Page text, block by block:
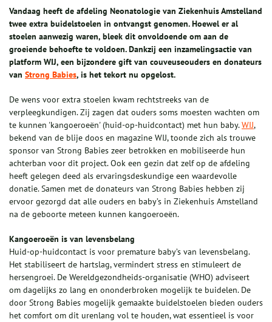
Vandaag heeft de afdeling Neonatologie van Ziekenhuis Amstelland
twee extra buidelstoelen in ontvangst genomen. Hoewel er al
stoelen aanwezig waren, bleek dit onvoldoende om aan de
groeiende behoefte te voldoen. Dankzij een inzamelingsactie van
platform WIJ, een bijzondere gift van couveuseouders en donateurs
van Strong Babies, is het tekort nu opgelost.
De wens voor extra stoelen kwam rechtstreeks van de
verpleegkundigen. Zij zagen dat ouders soms moesten wachten om
te kunnen 'kangoeroeën' (huid-op-huidcontact) met hun baby.WIJ,
bekend van de blije doos en magazine WIJ, toonde zich als trouwe
sponsor van Strong Babies zeer betrokken en mobiliseerde hun
achterban voor dit project. Ook een gezin dat zelf op de afdeling
heeft gelegen deed als ervaringsdeskundige een waardevolle
donatie. Samen met de donateurs van Strong Babies hebben zij
ervoor gezorgd dat alle ouders en baby’s in Ziekenhuis Amstelland
na de geboorte meteen kunnen kangoeroeën.
Kangoeroeën is van levensbelang
Huid-op-huidcontact is voor premature baby’s van levensbelang.
Het stabiliseert de hartslag, vermindert stress en stimuleert de
hersengroei. De Wereldgezondheids-organisatie (WHO) adviseert
om dagelijks zo lang en ononderbroken mogelijk te buidelen. De
door Strong Babies mogelijk gemaakte buidelstoelen bieden ouders
het comfort om dit urenlang vol te houden, wat essentieel is voor